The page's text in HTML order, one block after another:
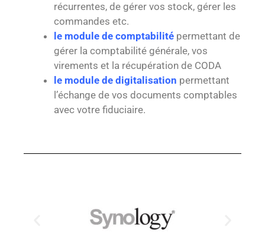
récurrentes, de gérer vos stock, gérer les
commandes etc.
le module de comptabilité permettant de
gérer la comptabilité générale, vos
virements et la récupération de CODA
le module de digitalisation permettant
l’échange de vos documents comptables
avec votre fiduciaire.